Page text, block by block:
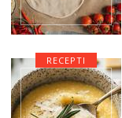
RECEPTI